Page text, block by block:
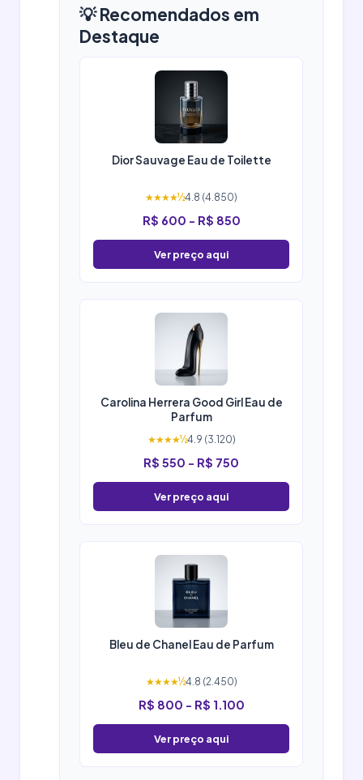
💡 Recomendados em
Destaque
Dior Sauvage Eau de Toilette
★★★★½4.8 (4.850)
R$ 600 - R$ 850
Ver preço aqui
Carolina Herrera Good Girl Eau de
Parfum
★★★★½4.9 (3.120)
R$ 550 - R$ 750
Ver preço aqui
Bleu de Chanel Eau de Parfum
★★★★½4.8 (2.450)
R$ 800 - R$ 1.100
Ver preço aqui